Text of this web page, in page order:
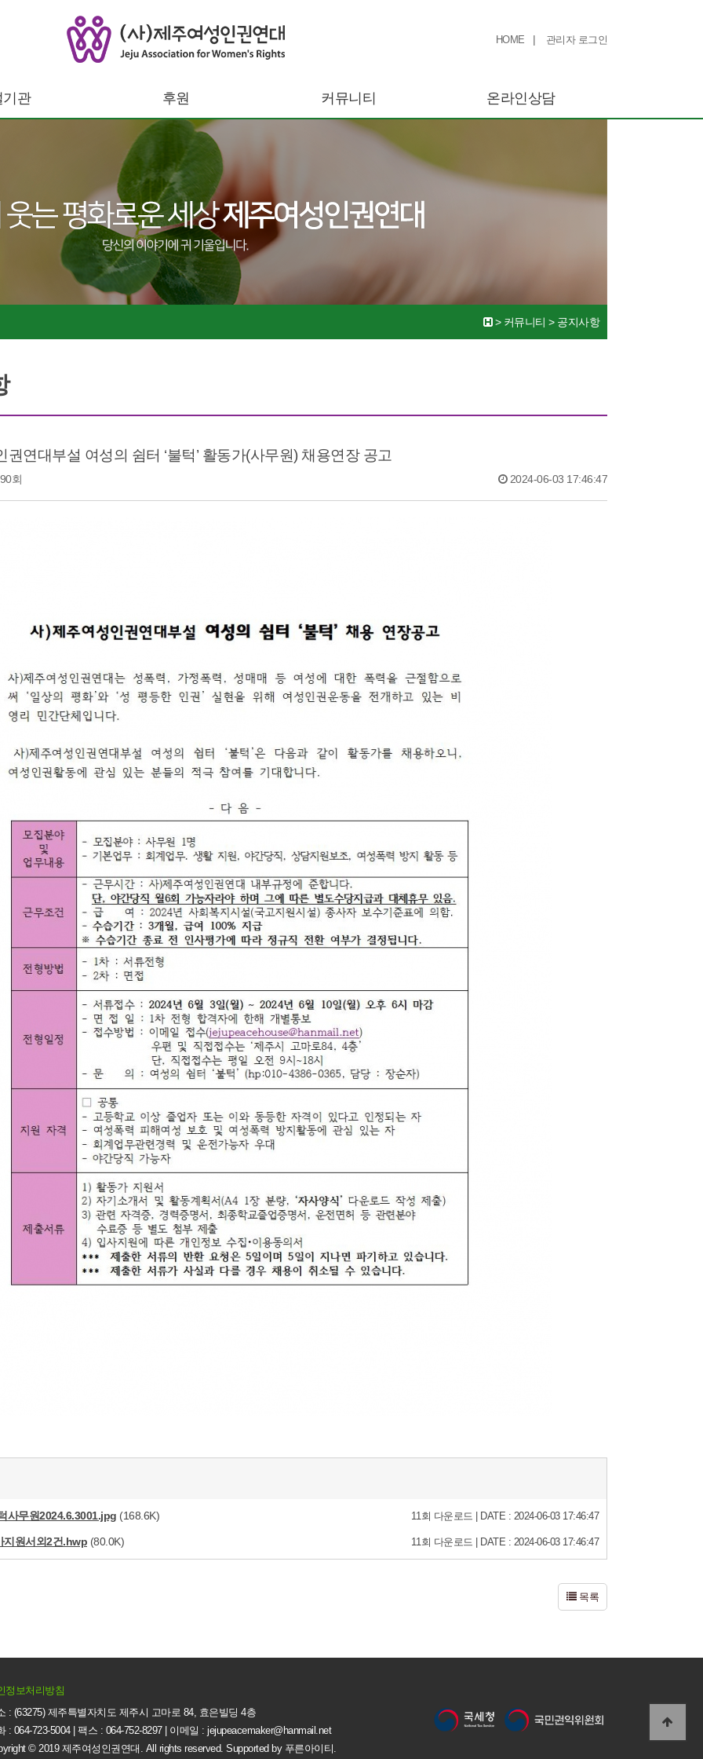
HOME | 관리자 로그인
기관 후원 커뮤니티 온라인상담
> 커뮤니티 > 공지사항
권연대부설 여성의 쉼터 ‘불턱’ 활동가(사무원) 채용연장 공고
회 2024-06-03 17:46:47
사무원2024.6.3001.jpg (168.6K) 11회 다운로드 | DATE : 2024-06-03 17:46:47
지원서외2건.hwp (80.0K) 11회 다운로드 | DATE : 2024-06-03 17:46:47
목록
정보처리방침
: (63275) 제주특별자치도 제주시 고마로 84, 효은빌딩 4층
: 064-723-5004 | 팩스 : 064-752-8297 | 이메일 : jejupeacemaker@hanmail.net
© 2019 제주여성인권연대. All rights reserved. Supported by 푸른아이티.